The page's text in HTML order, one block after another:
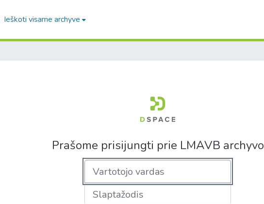
Ieškoti visame archyve
Prašome prisijungti prie LMAVB archyvo